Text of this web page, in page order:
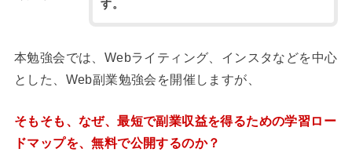
す。
本勉強会では、Webライティング、インスタなどを中心
とした、Web副業勉強会を開催しますが、
そもそも、なぜ、最短で副業収益を得るための学習ロー
ドマップを、無料で公開するのか？